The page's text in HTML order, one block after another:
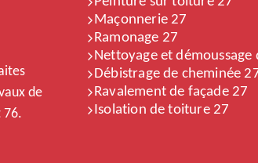
de
76.
Maçonnerie 27
Ramonage 27
Nettoyage et
Débistrage de cheminée
Ravalement de façade 27
Isolation de toiture 27